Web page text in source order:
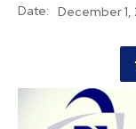
Date: December 1,